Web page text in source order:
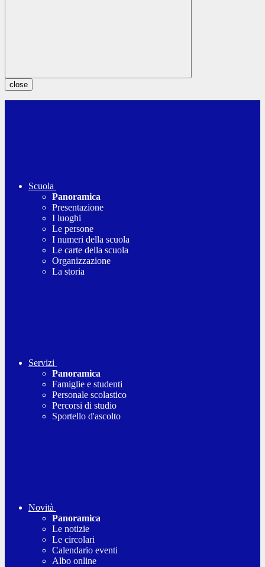
close
Scuola
Panoramica
Presentazione
I luoghi
Le persone
I numeri della scuola
Le carte della scuola
Organizzazione
La storia
Servizi
Panoramica
Famiglie e studenti
Personale scolastico
Percorsi di studio
Sportello d'ascolto
Novità
Panoramica
Le notizie
Le circolari
Calendario eventi
Albo online